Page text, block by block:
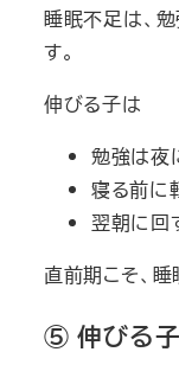
睡眠不足は、
す。
伸びる子は
勉強は夜
寝る前に
翌朝に回
直前期こそ、
⑤ 伸びる